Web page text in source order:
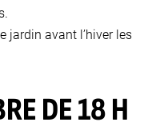
jardin avant l’hiver les
DE 18 H